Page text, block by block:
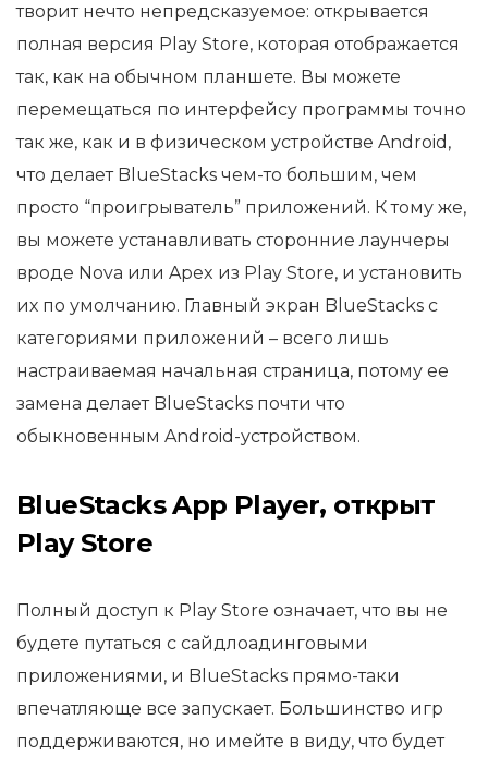
творит нечто непредсказуемое: открывается
полная версия Play Store, которая отображается
так, как на обычном планшете. Вы можете
перемещаться по интерфейсу программы точно
так же, как и в физическом устройстве Android,
что делает BlueStacks чем-то большим, чем
просто “проигрыватель” приложений. К тому же,
вы можете устанавливать сторонние лаунчеры
вроде Nova или Apex из Play Store, и установить
их по умолчанию. Главный экран BlueStacks с
категориями приложений – всего лишь
настраиваемая начальная страница, потому ее
замена делает BlueStacks почти что
обыкновенным Android-устройством.
BlueStacks App Player, открыт
Play Store
Полный доступ к Play Store означает, что вы не
будете путаться с сайдлоадинговыми
приложениями, и BlueStacks прямо-таки
впечатляюще все запускает. Большинство игр
поддерживаются, но имейте в виду, что будет